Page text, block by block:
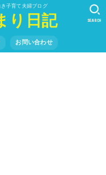
子育て夫婦ブログ
り日記
お問い合わせ
SEARCH